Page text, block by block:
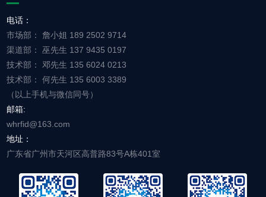
电话：
市场部： 詹小姐 189 2502 9714
渠道部： 巫先生 137 9435 0197
技术部： 邓先生 135 6024 0213
技术部： 何先生 135 6003 3389
（以上手机与微信同号）
邮箱:
whrfid@163.com
地址：
广东省广州市天河区高普路83号A栋401室